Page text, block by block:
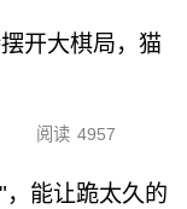
开大棋局，猫
阅读 4957
能让跪太久的